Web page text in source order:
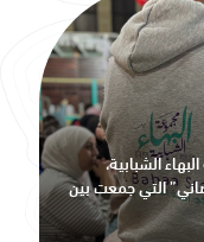
الشبابية،
التي جمعت بين